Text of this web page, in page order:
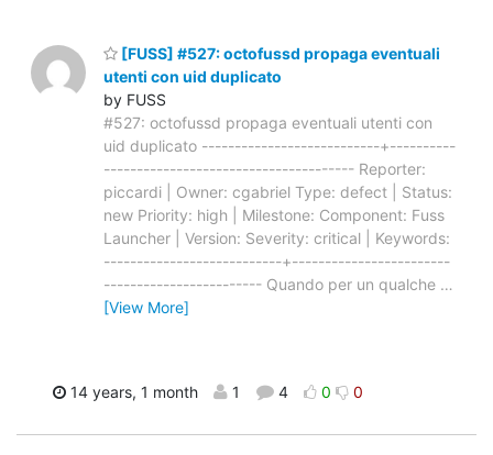
[FUSS] #527: octofussd propaga eventuali
utenti con uid duplicato
by FUSS
#527: octofussd propaga eventuali utenti con
uid duplicato ---------------------------+----------
-------------------------------------- Reporter:
piccardi | Owner: cgabriel Type: defect | Status:
new Priority: high | Milestone: Component: Fuss
Launcher | Version: Severity: critical | Keywords:
---------------------------+------------------------
------------------------ Quando per un qualche …
[View More]
14 years, 1 month 1 4 0 0